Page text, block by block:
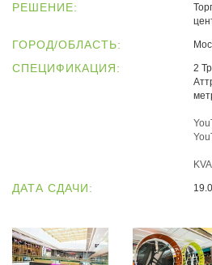
РЕШЕНИЕ:
ГОРОД/ОБЛАСТЬ:
СПЕЦИФИКАЦИЯ:
2
ДАТА СДАЧИ: